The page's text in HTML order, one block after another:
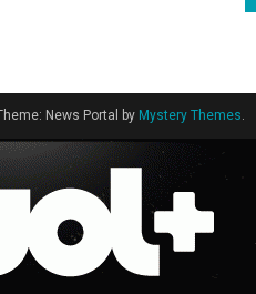
News Portal by Mystery Themes